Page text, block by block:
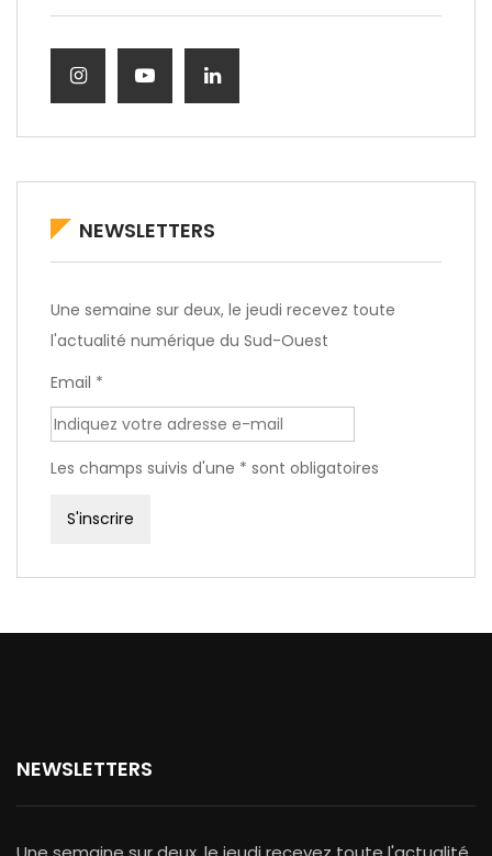
NEWSLETTERS
Une semaine sur deux, le jeudi recevez toute
l'actualité numérique du Sud-Ouest
Email *
Les champs suivis d'une * sont obligatoires
NEWSLETTERS